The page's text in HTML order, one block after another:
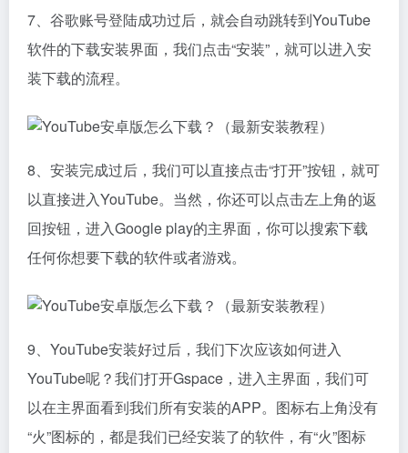
7、谷歌账号登陆成功过后，就会自动跳转到YouTube
软件的下载安装界面，我们点击“安装”，就可以进入安
装下载的流程。
8、安装完成过后，我们可以直接点击“打开”按钮，就可
以直接进入YouTube。当然，你还可以点击左上角的返
回按钮，进入Google play的主界面，你可以搜索下载
任何你想要下载的软件或者游戏。
9、YouTube安装好过后，我们下次应该如何进入
YouTube呢？我们打开Gspace，进入主界面，我们可
以在主界面看到我们所有安装的APP。图标右上角没有
“火”图标的，都是我们已经安装了的软件，有“火”图标